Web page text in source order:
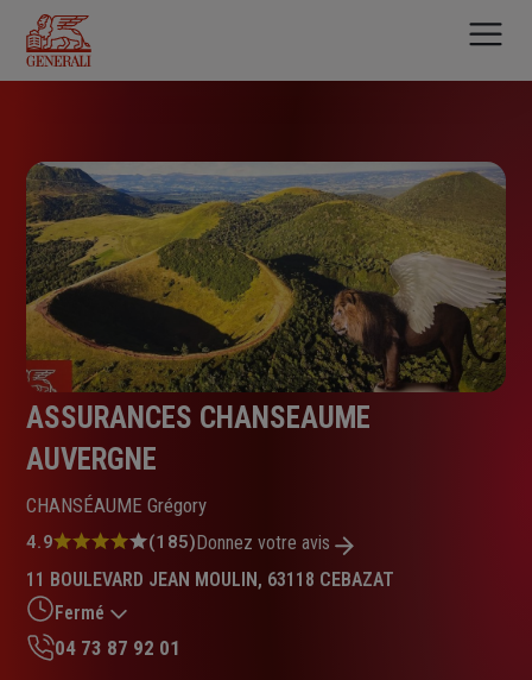
contenu
principal
ASSURANCES CHANSEAUME
AUVERGNE
CHANSÉAUME Grégory
Note
4.9
sur
5
étoiles
4.9 (185)Donnez votre avis
11 BOULEVARD JEAN MOULIN, 63118 CEBAZAT
Fermé
04 73 87 92 01